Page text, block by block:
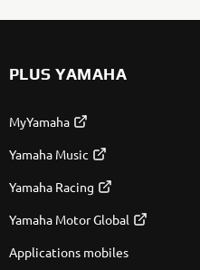
PLUS YAMAHA
MyYamaha
Yamaha Music
Yamaha Racing
Yamaha Motor Global
Applications mobiles